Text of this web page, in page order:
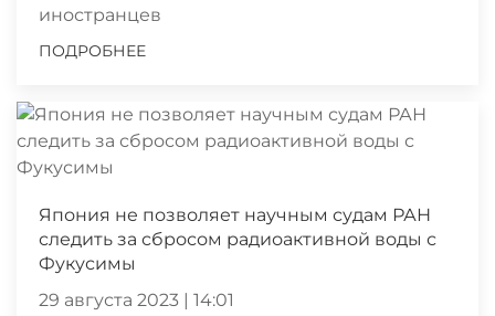
иностранцев
ПОДРОБНЕЕ
Япония не позволяет научным судам РАН
следить за сбросом радиоактивной воды с
Фукусимы
29 августа 2023 | 14:01